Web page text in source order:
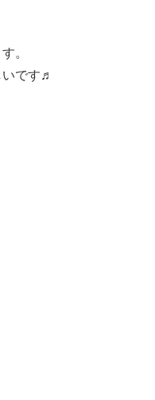
。
いです♬